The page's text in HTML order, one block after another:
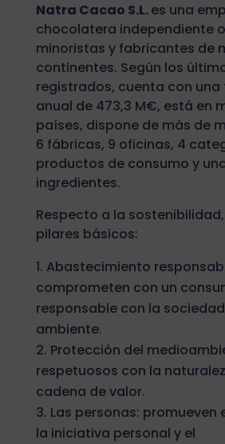
Natra Cacao S.L.es una
chocolatera independiente
minoristas y fabricantes de
continentes. Según los
registrados, cuenta con
anual de 473,3 M€, está en
países, dispone de más de
6 fábricas, 9 oficinas, 4
productos de consumo y
ingredientes.
Respecto a la
pilares básicos:
Abastecimiento
comprometen con un
responsable con la
ambiente.
Protección del
respetuosos con la
cadena de valor.
Las personas: promueven
la iniciativa personal y el